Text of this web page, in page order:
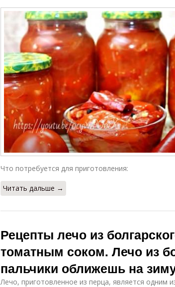
Что потребуется для приготовления:
Читать дальше →
Рецепты лечо из
томатным соком. Лечо из
пальчики оближешь на
Лечо, приготовленное из перца, является одним